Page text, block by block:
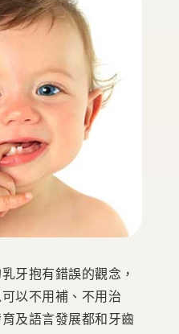
牙抱有錯誤的觀念，
以不用補、不用治
及語言發展都和牙齒